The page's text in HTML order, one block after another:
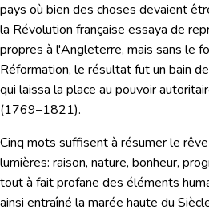
pays où bien des choses devaient
la Révolution française essaya de
propres à l'Angleterre, mais sans le
Réformation, le résultat fut un bain
qui laissa la place au pouvoir
(1769–1821).
Cinq mots suffisent à résumer le
lumières: raison, nature, bonheur,
tout à fait profane des éléments
ainsi entraîné la marée haute du